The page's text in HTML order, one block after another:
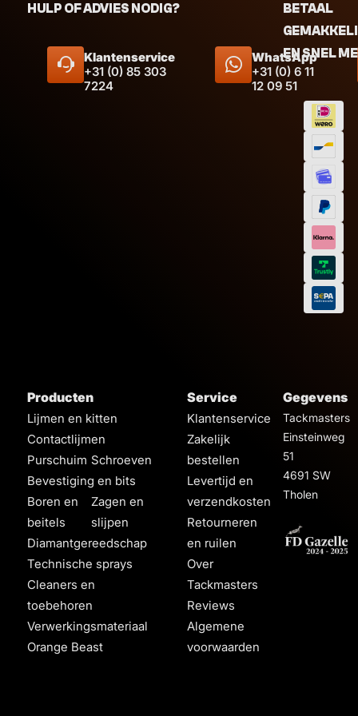
Inhoud
Kleur
Wit
6,
HULP OF ADVIES NODIG?
Klantenservice
+31 (0) 85 303
7224
WhatsApp
+31 (0) 6 11
12 09 51
BETAAL
EN SNEL
Producten
Lijmen en kitten
Contactlijmen
Purschuim Schroeven
Bevestiging en bits
Boren en
beitels
Zagen en
slijpen
Diamantgereedschap
Technische sprays
Cleaners en
toebehoren
Verwerkingsmateriaal
Orange Beast
Service
Klantenservice
Zakelijk
bestellen
Levertijd en
verzendkosten
Retourneren
en ruilen
Over
Tackmasters
Reviews
Algemene
voorwaarden
Gegevens
Tackmasters
Einsteinweg
51
4691 SW
Tholen